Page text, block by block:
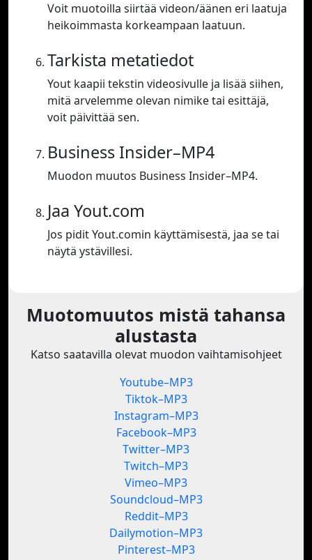
Voit muotoilla siirtää videon/äänen eri laatuja
heikoimmasta korkeampaan laatuun.
Tarkista metatiedot
Yout kaapii tekstin videosivulle ja lisää siihen,
mitä arvelemme olevan nimike tai esittäjä,
voit päivittää sen.
Business Insider–MP4
Muodon muutos Business Insider–MP4.
Jaa Yout.com
Jos pidit Yout.comin käyttämisestä, jaa se tai
näytä ystävillesi.
Muotomuutos mistä tahansa
alustasta
Katso saatavilla olevat muodon vaihtamisohjeet
Youtube–MP3
Tiktok–MP3
Instagram–MP3
Facebook–MP3
Twitter–MP3
Twitch–MP3
Vimeo–MP3
Soundcloud–MP3
Reddit–MP3
Dailymotion–MP3
Pinterest–MP3